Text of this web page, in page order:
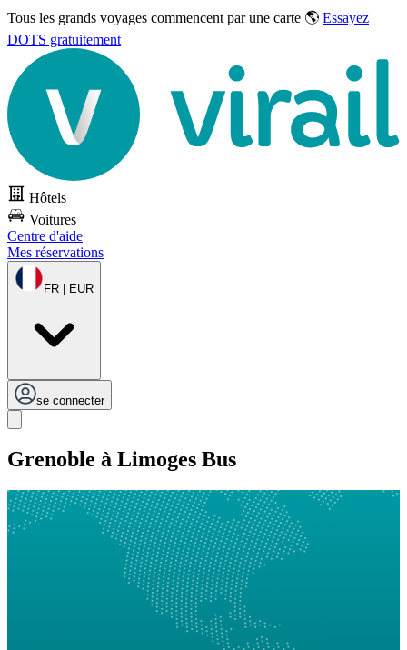
Tous les grands voyages commencent par une carte 🌎 Essayez
DOTS gratuitement
Hôtels
Voitures
Centre d'aide
Mes réservations
FR | EUR
se connecter
Grenoble à Limoges Bus